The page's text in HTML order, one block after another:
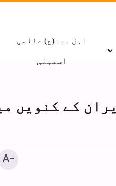
اہل بیت(ع) عالمی
اسمبلی
کے کنویں